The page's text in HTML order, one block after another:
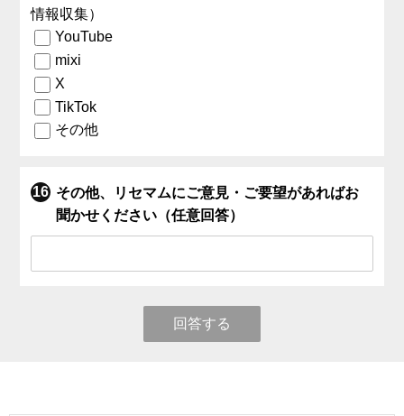
情報収集）
YouTube
mixi
X
TikTok
その他
その他、リセマムにご意見・ご要望があればお
聞かせください（任意回答）
回答する